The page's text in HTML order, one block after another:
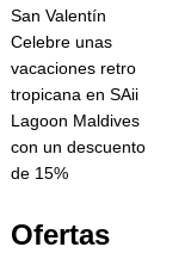
San Valentín
Celebre unas
vacaciones retro
tropicana en SAii
Lagoon Maldives
con un descuento
de 15%
Ofertas